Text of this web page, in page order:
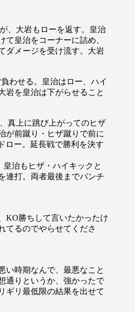
、大岩もローを返す。皇治
皇治をコーナーに詰め、
ダメージを受け流す。大岩
わせる。皇治はロー、ハイ
岩を皇治は下がらせること
真上に跳び上がってのヒザ
が前蹴り・ヒザ蹴りで前に
ロー。延長戦で勝利を決す
治もヒザ・ハイキックと
連打。両者最後までパンチ
KO勝ちして言いたかったけ
てるのでやらせてくださ
い時期なんで、最悪なこと
通りというか、強かったで
ギリ最低限の結果を出せて